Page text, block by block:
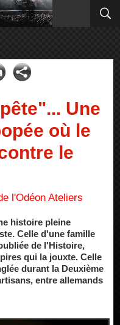
Une
où le
le
l'Odéon Ateliers
histoire pleine
Celle d'une famille
de l'Histoire,
qui la jouxte. Celle
durant la Deuxième
entre allemands